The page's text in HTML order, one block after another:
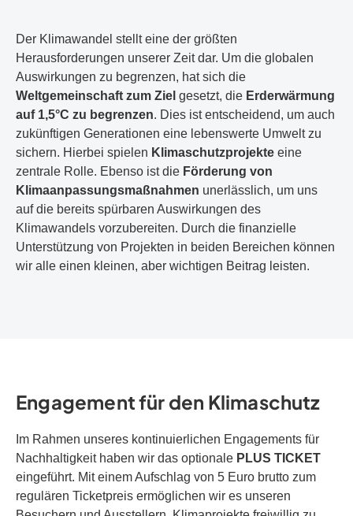
Der Klimawandel stellt eine der größten
Herausforderungen unserer Zeit dar. Um die globalen
Auswirkungen zu begrenzen, hat sich die
Weltgemeinschaft zum Ziel gesetzt, die Erderwärmung
auf 1,5°C zu begrenzen. Dies ist entscheidend, um auch
zukünftigen Generationen eine lebenswerte Umwelt zu
sichern. Hierbei spielen Klimaschutzprojekte eine
zentrale Rolle. Ebenso ist die Förderung von
Klimaanpassungsmaßnahmen unerlässlich, um uns
auf die bereits spürbaren Auswirkungen des
Klimawandels vorzubereiten. Durch die finanzielle
Unterstützung von Projekten in beiden Bereichen können
wir alle einen kleinen, aber wichtigen Beitrag leisten.
Engagement für den Klimaschutz
Im Rahmen unseres kontinuierlichen Engagements für
Nachhaltigkeit haben wir das optionale PLUS TICKET
eingeführt. Mit einem Aufschlag von 5 Euro brutto zum
regulären Ticketpreis ermöglichen wir es unseren